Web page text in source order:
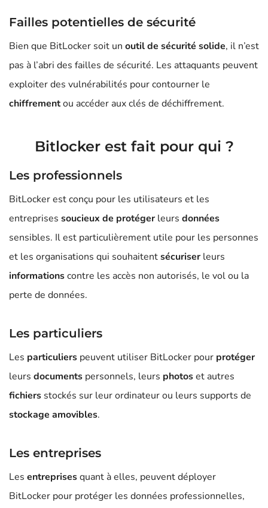
Failles potentielles de sécurité
Bien que BitLocker soit un outil de sécurité solide, il n’est
pas à l’abri des failles de sécurité. Les attaquants peuvent
exploiter des vulnérabilités pour contourner le
chiffrementou accéder aux clés de déchiffrement.
Bitlocker est fait pour qui ?
Les professionnels
BitLocker est conçu pour les utilisateurs et les
entreprises soucieux de protéger leurs données
sensibles. Il est particulièrement utile pour les personnes
et les organisations qui souhaitentsécuriser leurs
informationscontre les accès non autorisés, le vol ou la
perte de données.
Les particuliers
Les particuliers peuvent utiliser BitLocker pour protéger
leurs documents personnels, leurs photoset autres
fichiers stockés sur leur ordinateur ou leurs supports de
stockage amovibles.
Les entreprises
Les entreprisesquant à elles, peuvent déployer
BitLocker pour protéger les données professionnelles,